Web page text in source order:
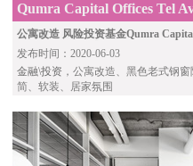
Qumra Capital Offices Tel
Sharet Azulay
公寓改造 风险投资基金Qumra
发布时间：2020-06-03
金融\投资 ，公寓改造、黑色老式钢
简、软装、居家氛围